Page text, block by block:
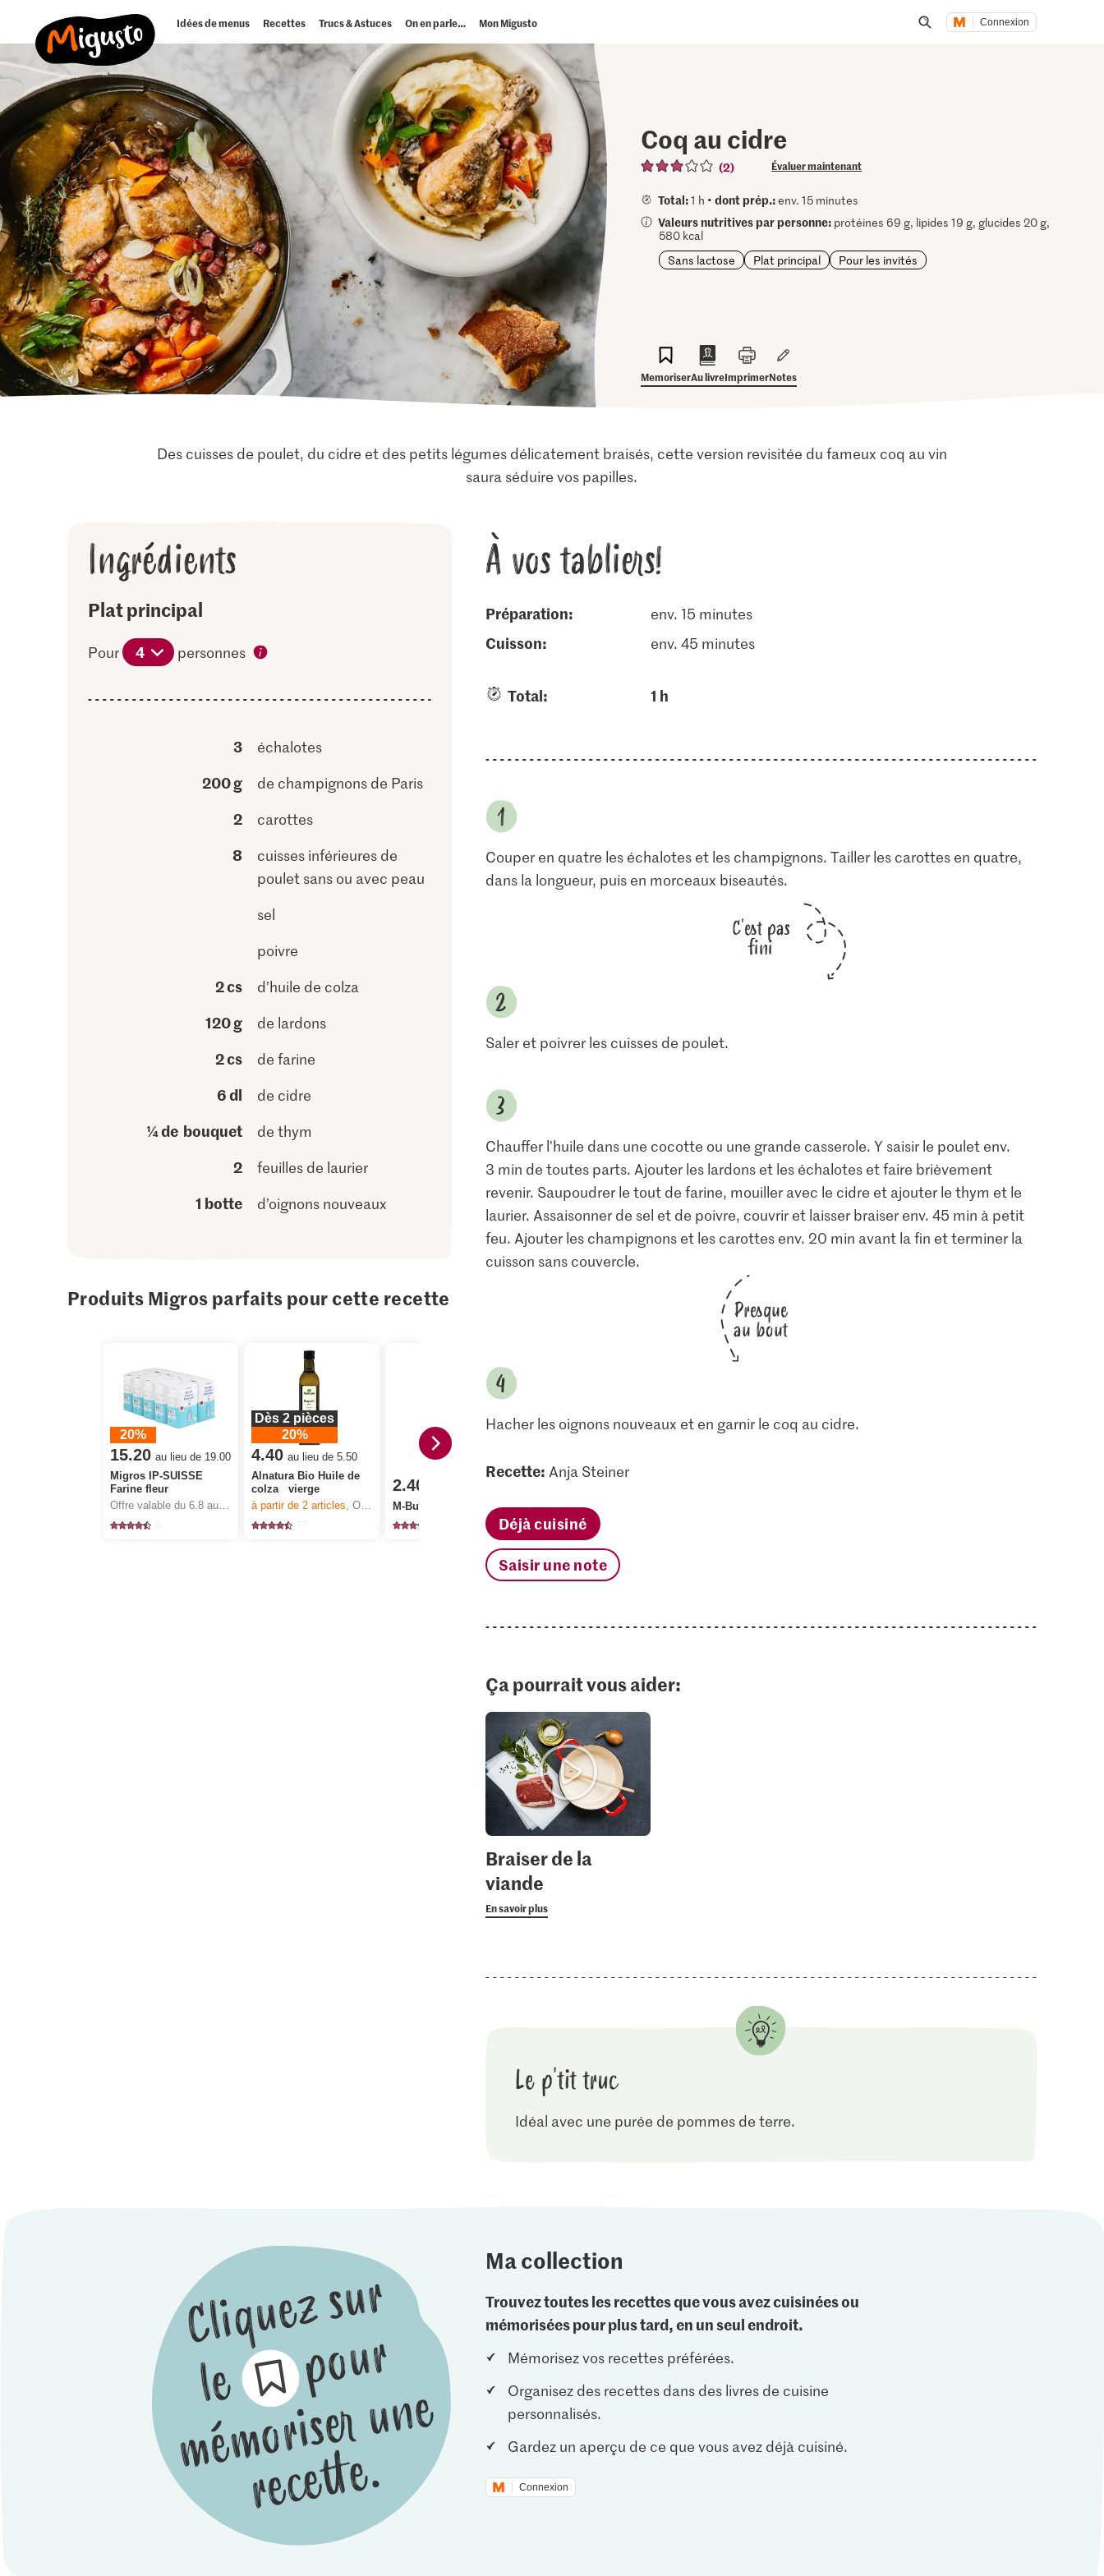
Idées de menus Recettes Trucs & Astuces On en parle… Mon Migusto Connexion
Coq au cidre
(2) Évaluer maintenant
Total:1 h •dont prép.:env. 15 minutes
Valeurs nutritives par personne: protéines 69 g, lipides 19 g, glucides 20 g,
580 kcal
Sans lactose
Plat principal Pour les invités
MemoriserAu livreImprimerNotes
Des cuisses de poulet, du cidre et des petits légumes délicatement braisés, cette version revisitée du fameux coq au vin
saura séduire vos papilles.
Ingrédients
Plat principal
Pour 4 personnes
3 échalotes
200 g de champignons de Paris
2 carottes
8
cuisses inférieures de
poulet sans ou avec peau
sel
poivre
2 cs d’huile de colza
120 g de lardons
2 cs de farine
6 dl de cidre
¼ de bouquet de thym
2 feuilles de laurier
1 botte d’oignons nouveaux
Produits Migros parfaits pour cette recette
20%
15.20 au lieu de 19.00
Migros IP-SUISSE
Farine fleur
Offre valable du 6.8 au 12.8.2026, jusqu’à épuisement du stock.
Dès 2 pièces
20%
4.40 au lieu de 5.50
Alnatura Bio Huile de
colza vierge
à partir de 2articles,Offre valable du 6.8 au 12.8.2026, jusqu’à épuisement du stock.
2.40
M-Budget Lardons
1.20
Pilons de poulet
60
À vos tabliers!
Préparation: env. 15 minutes
cuisson: env. 45 minutes
Total: 1 h
Couper en quatre les échalotes et les champignons. Tailler les carottes en quatre,
dans la longueur, puis en morceaux biseautés.
C'est pas
fini
Saler et poivrer les cuisses de poulet.
Chauffer l'huile dans une cocotte ou une grande casserole. Y saisir le poulet env.
3 min de toutes parts. Ajouter les lardons et les échalotes et faire brièvement
revenir. Saupoudrer le tout de farine, mouiller avec le cidre et ajouter le thym et le
laurier. Assaisonner de sel et de poivre, couvrir et laisser braiser env. 45 min à petit
feu. Ajouter les champignons et les carottes env. 20 min avant la fin et terminer la
cuisson sans couvercle.
Presque
au bout
Hacher les oignons nouveaux et en garnir le coq au cidre.
Recette: Anja Steiner
Déjà cuisiné
Saisir une note
Ça pourrait vous aider:
Braiser de la
viande
En savoir plus
Le p'tit truc
Idéal avec une purée de pommes de terre.
Ma collection
Trouvez toutes les recettes que vous avez cuisinées ou
mémorisées pour plus tard, en un seul endroit.
Mémorisez vos recettes préférées.
Organisez des recettes dans des livres de cuisine
personnalisés.
Gardez un aperçu de ce que vous avez déjà cuisiné.
Connexion